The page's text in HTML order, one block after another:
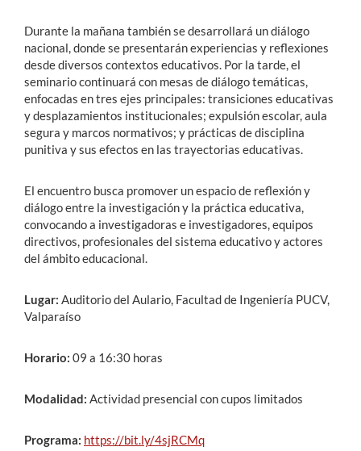
Durante la mañana también se desarrollará un diálogo
nacional, donde se presentarán experiencias y reflexiones
desde diversos contextos educativos. Por la tarde, el
seminario continuará con mesas de diálogo temáticas,
enfocadas en tres ejes principales: transiciones educativas
y desplazamientos institucionales; expulsión escolar, aula
segura y marcos normativos; y prácticas de disciplina
punitiva y sus efectos en las trayectorias educativas.
El encuentro busca promover un espacio de reflexión y
diálogo entre la investigación y la práctica educativa,
convocando a investigadoras e investigadores, equipos
directivos, profesionales del sistema educativo y actores
del ámbito educacional.
Lugar: Auditorio del Aulario, Facultad de Ingeniería PUCV,
Valparaíso
Horario: 09 a 16:30 horas
Modalidad: Actividad presencial con cupos limitados
Programa: https://bit.ly/4sjRCMq